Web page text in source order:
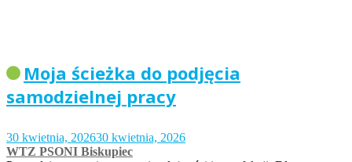
Moja ścieżka do podjęcia
samodzielnej pracy
30 kwietnia, 202630 kwietnia, 2026
WTZ PSONI Biskupiec